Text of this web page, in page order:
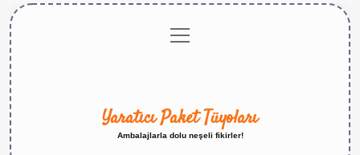
menüyü
aç
Yaratıcı Paket Tüyoları
Ambalajlarla dolu neşeli fikirler!